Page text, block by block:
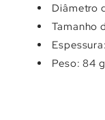
Diâmetro
Tamanho
Peso: 84 g